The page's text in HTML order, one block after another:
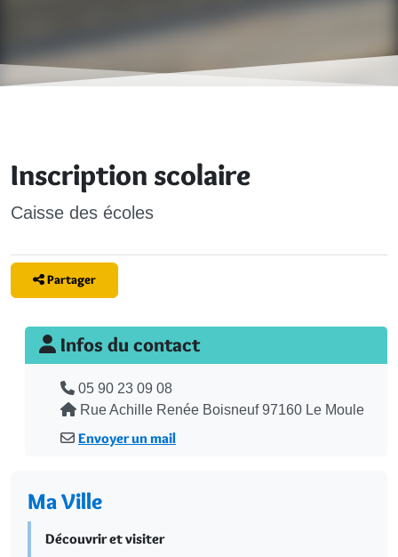
Inscription scolaire
Caisse des écoles
Partager
Infos du contact
Téléphone
05 90 23 09 08
Adresse
Rue Achille Renée Boisneuf 97160 Le Moule
Envoyer un mail
Ma Ville
Découvrir et visiter